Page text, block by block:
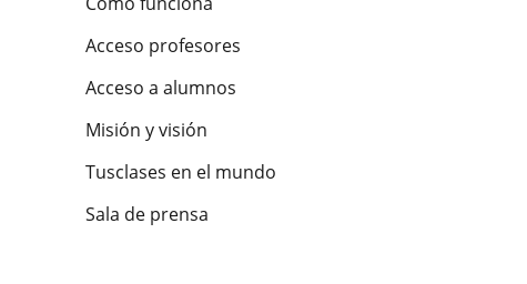
Acceso profesores
Acceso a alumnos
Misión y visión
Tusclases en el mundo
Sala de prensa